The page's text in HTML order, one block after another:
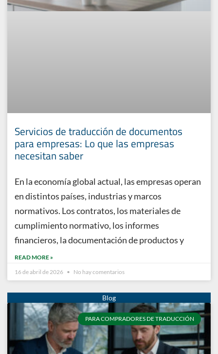
Servicios de traducción de documentos
para empresas: Lo que las empresas
necesitan saber
En la economía global actual, las empresas operan
en distintos países, industrias y marcos
normativos. Los contratos, los materiales de
cumplimiento normativo, los informes
financieros, la documentación de productos y
READ MORE »
16 de abril de 2026
No hay comentarios
PARA COMPRADORES DE TRADUCCIÓN